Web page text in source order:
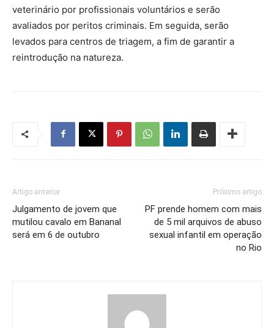
veterinário por profissionais voluntários e serão
avaliados por peritos criminais. Em seguida, serão
levados para centros de triagem, a fim de garantir a
reintrodução na natureza.
Artigo anterior
Julgamento de jovem que
mutilou cavalo em Bananal
será em 6 de outubro
Próximo artigo
PF prende homem com mais
de 5 mil arquivos de abuso
sexual infantil em operação
no Rio